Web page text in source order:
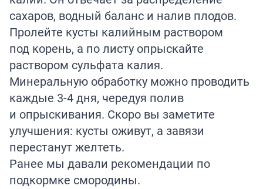
сахаров, водный баланс и налив плодов.
Пролейте кусты калийным раствором
под корень, а по листу опрыскайте
раствором сульфата калия.
Минеральную обработку можно проводить
каждые 3-4 дня, чередуя полив
и опрыскивания. Скоро вы заметите
улучшения: кусты оживут, а завязи
перестанут желтеть.
Ранее мы давали рекомендации по
подкормке смородины.